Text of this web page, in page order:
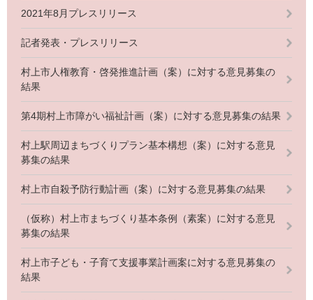
2021年8月プレスリリース
記者発表・プレスリリース
村上市人権教育・啓発推進計画（案）に対する意見募集の
結果
第4期村上市障がい福祉計画（案）に対する意見募集の結果
村上駅周辺まちづくりプラン基本構想（案）に対する意見
募集の結果
村上市自殺予防行動計画（案）に対する意見募集の結果
（仮称）村上市まちづくり基本条例（素案）に対する意見
募集の結果
村上市子ども・子育て支援事業計画案に対する意見募集の
結果